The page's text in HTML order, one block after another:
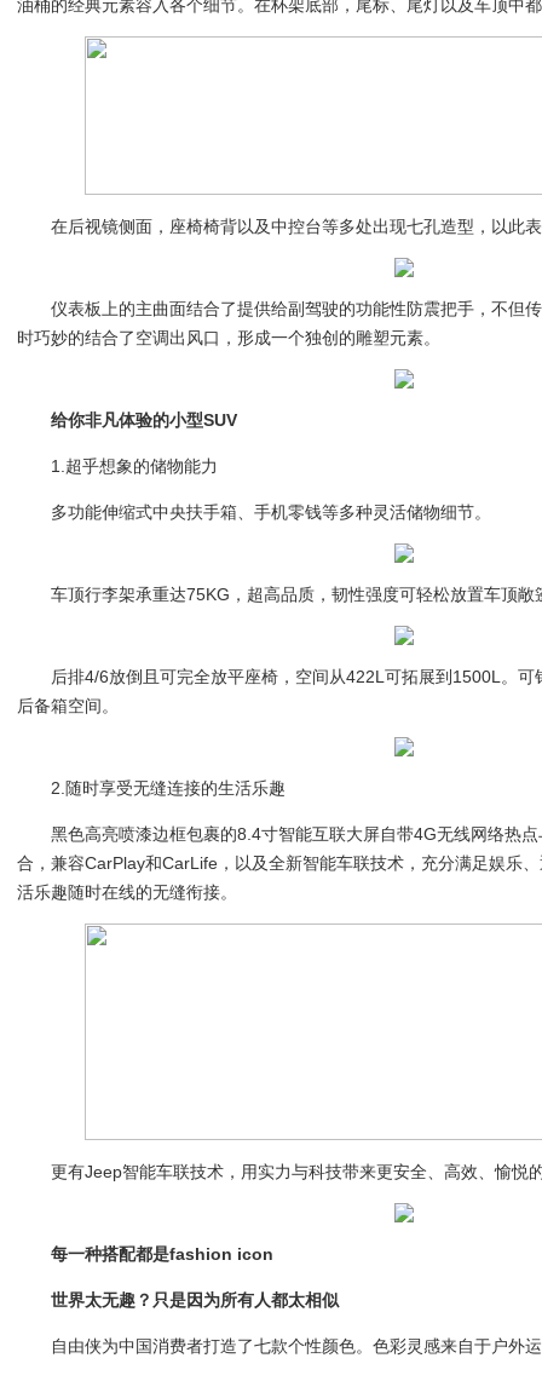
油桶的经典元素容入各个细节。在杯架底部，尾标、尾灯以及车顶中
在后视镜侧面，座椅椅背以及中控台等多处出现七孔造型，以此
仪表板上的主曲面结合了提供给副驾驶的功能性防震把手，不但
时巧妙的结合了空调出风口，形成一个独创的雕塑元素。
给你非凡体验的小型SUV
1.超乎想象的储物能力
多功能伸缩式中央扶手箱、手机零钱等多种灵活储物细节。
车顶行李架承重达75KG，超高品质，韧性强度可轻松放置车顶
后排4/6放倒且可完全放平座椅，空间从422L可拓展到1500L。
后备箱空间。
2.随时享受无缝连接的生活乐趣
黑色高亮喷漆边框包裹的8.4寸智能互联大屏自带4G无线网络热
合，兼容CarPlay和CarLife，以及全新智能车联技术，充分满足娱乐
活乐趣随时在线的无缝衔接。
更有Jeep智能车联技术，用实力与科技带来更安全、高效、愉悦
每一种搭配都是fashion icon
世界太无趣？只是因为所有人都太相似
自由侠为中国消费者打造了七款个性颜色。色彩灵感来自于户外